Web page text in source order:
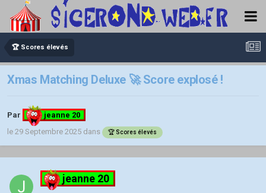
🏆 Scores élevés
Xmas Matching Deluxe 🚀 Score explosé !
Par
jeanne 20
le 29 Septembre 2025 dans 🏆 Scores élevés
jeanne 20